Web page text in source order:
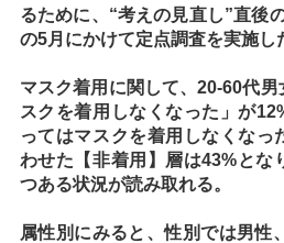
るために、“考えの見直し”直後
の5月にかけて定点調査を実施し
マスク着用に関して、20-60代
スクを着用しなくなった」が
ってはマスクを着用しなくなっ
わせた【非着用】層は43%とな
つある状況が読み取れる。
属性別にみると、性別では男性